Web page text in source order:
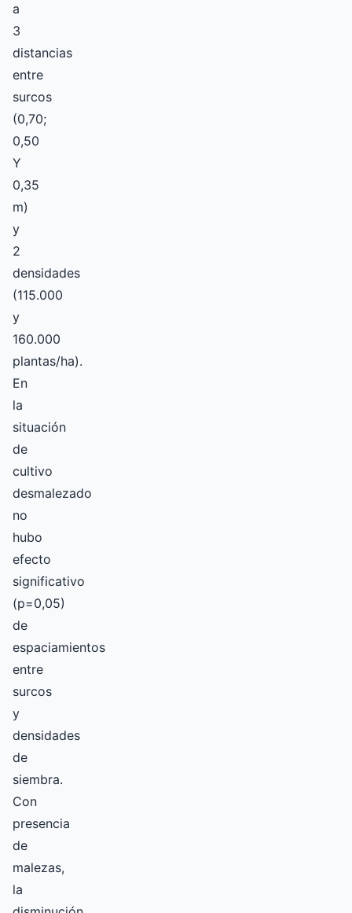
a
3
distancias
entre
surcos
(0,70;
0,50
Y
0,35
m)
y
2
densidades
(115.000
y
160.000
plantas/ha).
En
la
situación
de
cultivo
desmalezado
no
hubo
efecto
significativo
(p=0,05)
de
espaciamientos
entre
surcos
y
densidades
de
siembra.
Con
presencia
de
malezas,
la